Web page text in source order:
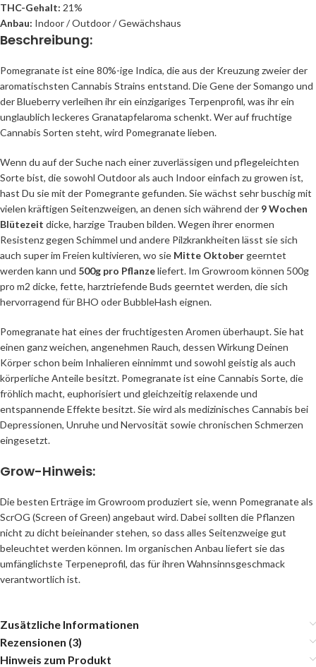
THC-Gehalt: 21%
Anbau: Indoor / Outdoor / Gewächshaus
Beschreibung:
Pomegranate ist eine 80%-ige Indica, die aus der Kreuzung zweier der
aromatischsten Cannabis Strains entstand. Die Gene der Somango und
der Blueberry verleihen ihr ein einzigariges Terpenprofil, was ihr ein
unglaublich leckeres Granatapfelaroma schenkt. Wer auf fruchtige
Cannabis Sorten steht, wird Pomegranate lieben.
Wenn du auf der Suche nach einer zuverlässigen und pflegeleichten
Sorte bist, die sowohl Outdoor als auch Indoor einfach zu growen ist,
hast Du sie mit der Pomegrante gefunden. Sie wächst sehr buschig mit
vielen kräftigen Seitenzweigen, an denen sich während der 9 Wochen
Blütezeit dicke, harzige Trauben bilden. Wegen ihrer enormen
Resistenz gegen Schimmel und andere Pilzkrankheiten lässt sie sich
auch super im Freien kultivieren, wo sie Mitte Oktober geerntet
werden kann und 500g pro Pflanzeliefert. Im Growroom können 500g
pro m2 dicke, fette, harztriefende Buds geerntet werden, die sich
hervorragend für BHO oder BubbleHash eignen.
Pomegranate hat eines der fruchtigesten Aromen überhaupt. Sie hat
einen ganz weichen, angenehmen Rauch, dessen Wirkung Deinen
Körper schon beim Inhalieren einnimmt und sowohl geistig als auch
körperliche Anteile besitzt. Pomegranate ist eine Cannabis Sorte, die
fröhlich macht, euphorisiert und gleichzeitig relaxende und
entspannende Effekte besitzt. Sie wird als medizinisches Cannabis bei
Depressionen, Unruhe und Nervosität sowie chronischen Schmerzen
eingesetzt.
Grow-Hinweis:
Die besten Erträge im Growroom produziert sie, wenn Pomegranate als
ScrOG (Screen of Green) angebaut wird. Dabei sollten die Pflanzen
nicht zu dicht beieinander stehen, so dass alles Seitenzweige gut
beleuchtet werden können. Im organischen Anbau liefert sie das
umfänglichste Terpeneprofil, das für ihren Wahnsinnsgeschmack
verantwortlich ist.
Zusätzliche Informationen
Rezensionen (3)
Hinweis zum Produkt